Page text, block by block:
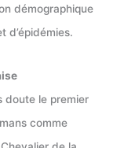
démographique
d’épidémies.
doute le premier
comme